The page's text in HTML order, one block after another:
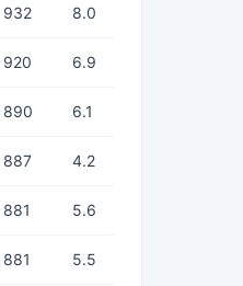
932 8.0
920 6.9
890 6.1
887 4.2
881 5.6
881 5.5